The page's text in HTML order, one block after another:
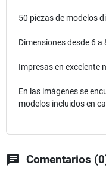
50 piezas de modelos
Dimensiones desde 6
Impresas en excelente
En las imágenes se
modelos incluidos en
chat Comentarios